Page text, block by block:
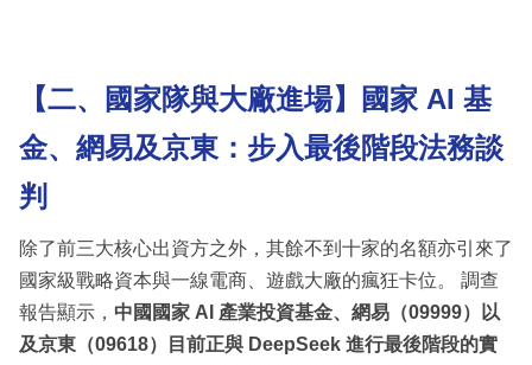
【二、國家隊與大廠進場】國家 AI 基
金、網易及京東：步入最後階段法務談
判
除了前三大核心出資方之外，其餘不到十家的名額亦引來了
國家級戰略資本與一線電商、遊戲大廠的瘋狂卡位。 調查
報告顯示， 中國國家 AI 產業投資基金、網易（09999）以
及京東（09618）目前正與 DeepSeek 進行最後階段的實